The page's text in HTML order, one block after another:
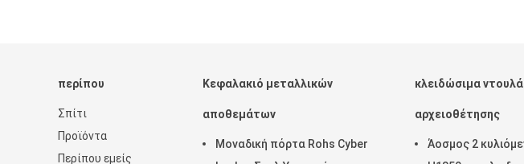
περίπου
Σπίτι
Προϊόντα
Περίπου εμείς
Κεφαλακιό μεταλλικών
αποθεμάτων
Μοναδική πόρτα Rohs Cyber
κλειδώσιμα
αρχειοθέτησης
Άοσμος 2